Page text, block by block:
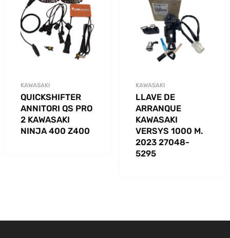
KAWASAKI
QUICKSHIFTER
ANNITORI QS PRO
2 KAWASAKI
NINJA 400 Z400
KAWASAKI
LLAVE DE
ARRANQUE
KAWASAKI
VERSYS 1000 M.
2023 27048-
5295